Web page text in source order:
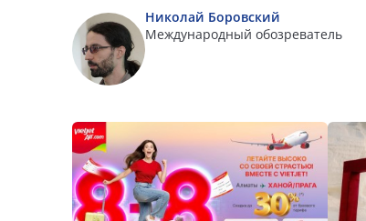
Николай Боровский
Международный обозреватель